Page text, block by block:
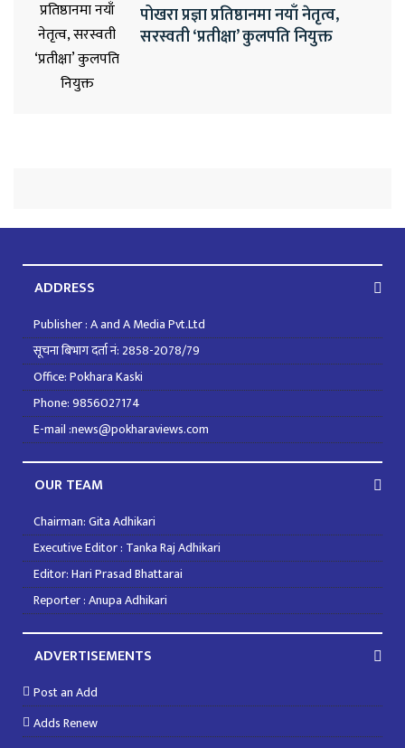
पोखरा प्रज्ञा प्रतिष्ठानमा नयाँ नेतृत्व,
सरस्वती ‘प्रतीक्षा’ कुलपति नियुक्त
ADDRESS
Publisher : A and A Media Pvt.Ltd
सूचना बिभाग दर्ता नं: 2858-2078/79
Office: Pokhara Kaski
Phone: 9856027174
E-mail :news@pokharaviews.com
OUR TEAM
Chairman: Gita Adhikari
Executive Editor : Tanka Raj Adhikari
Editor: Hari Prasad Bhattarai
Reporter : Anupa Adhikari
ADVERTISEMENTS
Post an Add
Adds Renew